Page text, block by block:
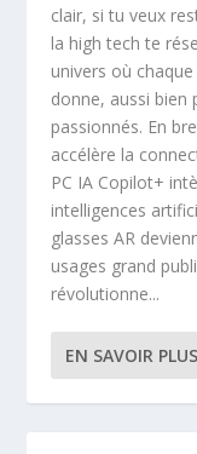
clair, si tu veux
la high tech te
univers où
donne, aussi bien
passionnés. En
accélère la
PC IA Copilot+
intelligences
glasses AR
usages grand
révolutionne...
EN SAVOIR PLUS